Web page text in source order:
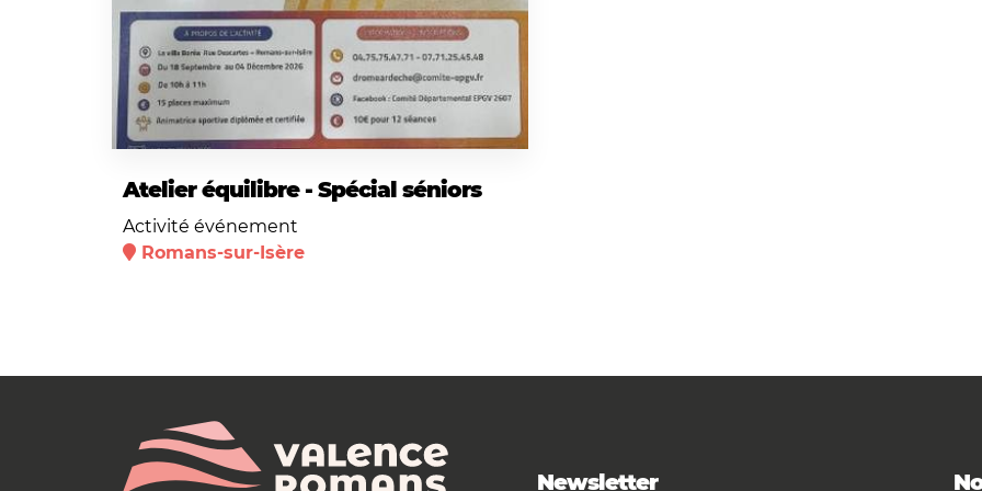
Atelier équilibre - Spécial séniors
Activité événement
Romans-sur-Isère
Newsletter